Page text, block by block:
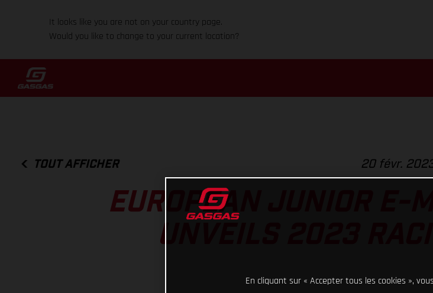
It looks like you are not on your country page.
Would you like to change to your current location?
TOUT AFFICHER 20 févr.
EUROPEAN JUNIOR E-
UNVEILS 2023
En cliquant sur « Accepter tous les cookies »,